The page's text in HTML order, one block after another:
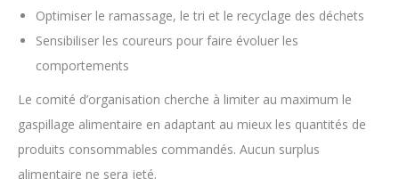
Optimiser le ramassage, le tri et le recyclage des déchets
Sensibiliser les coureurs pour faire évoluer les
comportements
Le comité d’organisation cherche à limiter au maximum le
gaspillage alimentaire en adaptant au mieux les quantités de
produits consommables commandés. Aucun surplus
alimentaire ne sera jeté.